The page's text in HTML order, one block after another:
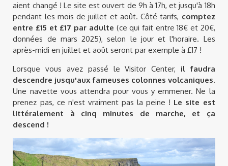
aient changé ! Le site est ouvert de 9h à 17h, et jusqu'à 18h
pendant les mois de juillet et août. Côté tarifs, comptez
entre £15 et £17 par adulte (ce qui fait entre 18€ et 20€,
données de mars 2025), selon le jour et l'horaire. Les
après-midi en juillet et août seront par exemple à £17 !
Lorsque vous avez passé le Visitor Center, il faudra
descendre jusqu'aux fameuses colonnes volcaniques.
Une navette vous attendra pour vous y emmener. Ne la
prenez pas, ce n'est vraiment pas la peine ! Le site est
littéralement à cinq minutes de marche, et ça
descend !